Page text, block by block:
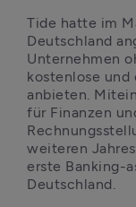
Tide hatte im
Deutschland
Unternehmen
kostenlose
anbieten.
für Finanzen
weiteren
erste Banking-
Deutschland.